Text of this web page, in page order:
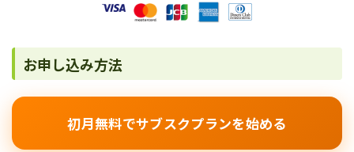
お申し込み方法
初月無料でサブスクプランを始める